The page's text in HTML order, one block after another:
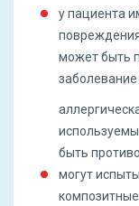
у пациента
может быть
заболевание
быть
могут